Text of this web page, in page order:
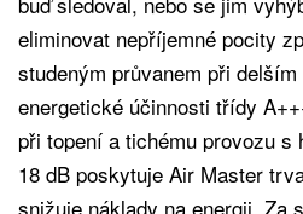
eliminovat nepříjemné pocity
studeným průvanem při
energetické účinnosti třídy
při topení a tichému provozu s
18 dB poskytuje Air Master
snižuje náklady na energii. Za